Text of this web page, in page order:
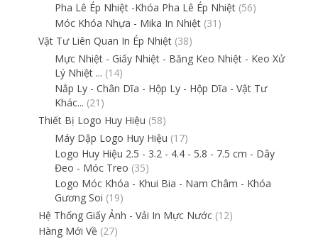
Pha Lê Ép Nhiệt -Khóa Pha Lê Ép Nhiệt (56)
Móc Khóa Nhựa - Mika In Nhiệt (31)
Vật Tư Liên Quan In Ép Nhiệt (38)
Mực Nhiệt - Giấy Nhiệt - Băng Keo Nhiệt - Keo Xử
Lý Nhiệt ... (14)
Nắp Ly - Chân Dĩa - Hộp Ly - Hộp Dĩa - Vật Tư
Khác... (21)
Thiết Bị Logo Huy Hiệu (58)
Máy Dập Logo Huy Hiệu (17)
Logo Huy Hiệu 2.5 - 3.2 - 4.4 - 5.8 - 7.5 cm - Dây
Đeo - Móc Treo (35)
Logo Móc Khóa - Khui Bia - Nam Châm - Khóa
Gương Soi (19)
Hệ Thống Giấy Ảnh - Vải In Mực Nước (12)
Hàng Mới Về (27)